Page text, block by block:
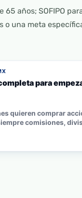
65 años; SOFIPO
o una meta
para
quieren comprar
comisiones,